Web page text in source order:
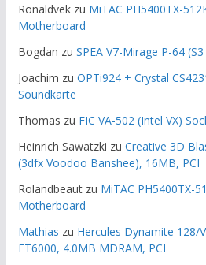
Ronaldvekzu MiTAC PH5400TX-
Motherboard
Bogdan zu SPEA V7-Mirage P-64
Joachim zu OPTi924 + Crystal
Soundkarte
Thomas zu FIC VA-502 (Intel VX)
Heinrich Sawatzki zu Creative 3D
(3dfx Voodoo Banshee), 16MB, PCI
Rolandbeautzu MiTAC PH5400TX-
Motherboard
Mathias zu Hercules Dynamite 128/
ET6000, 4.0MB MDRAM, PCI